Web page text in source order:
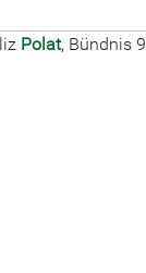
Polat, Bündnis